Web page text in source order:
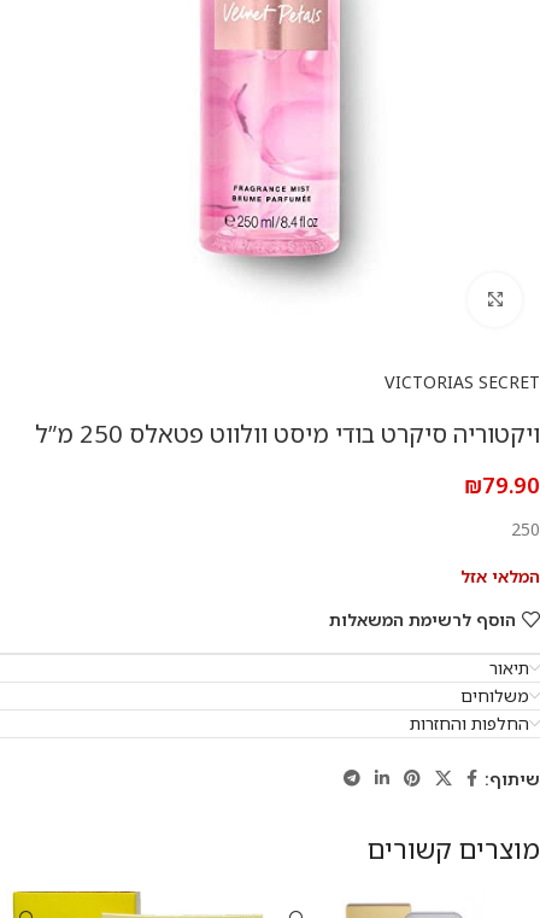
VICTORIAS SECRET
ויקטוריה סיקרט בודי מיסט וולווט פטאלס 250 מ”ל
₪79.90
250
המלאי אזל
הוסף לרשימת המשאלות
תיאור
משלוחים
החלפות והחזרות
שיתוף:
מוצרים קשורים